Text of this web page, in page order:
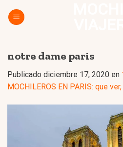
notre dame paris
Publicado diciembre 17, 2020 en
MOCHILEROS EN PARIS: que